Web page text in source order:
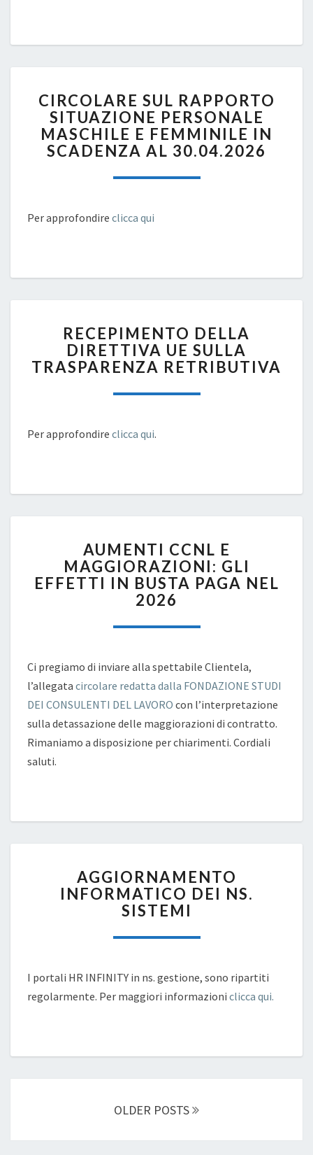
SUL
RAPPORTO
SITUAZIONE
PERSONALE
E
CIRCOLARE SUL RAPPORTO
SITUAZIONE PERSONALE
MASCHILE E FEMMINILE IN
SCADENZA AL 30.04.2026
Per approfondire clicca qui
DELLA
DIRETTIVA
UE
TRASPARENZA
RECEPIMENTO DELLA
DIRETTIVA UE SULLA
TRASPARENZA RETRIBUTIVA
Per approfondire clicca qui.
CCNL
E
MAGGIORAZIONI:
GLI
IN
NEL
2026
AUMENTI CCNL E
MAGGIORAZIONI: GLI
EFFETTI IN BUSTA PAGA NEL
2026
Ci pregiamo di inviare alla spettabile Clientela,
l’allegata circolare redatta dalla FONDAZIONE STUDI
DEI CONSULENTI DEL LAVORO con l’interpretazione
sulla detassazione delle maggiorazioni di contratto.
Rimaniamo a disposizione per chiarimenti. Cordiali
saluti.
INFORMATICO
DEI
NS.
AGGIORNAMENTO
INFORMATICO DEI NS.
SISTEMI
I portali HR INFINITY in ns. gestione, sono ripartiti
regolarmente. Per maggiori informazioni clicca qui.
OLDER POSTS